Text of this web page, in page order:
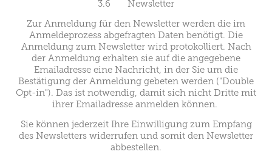
3.6 Newsletter
Zur Anmeldung für den Newsletter werden die im
Anmeldeprozess abgefragten Daten benötigt. Die
Anmeldung zum Newsletter wird protokolliert. Nach
der Anmeldung erhalten sie auf die angegebene
Emailadresse eine Nachricht, in der Sie um die
Bestätigung der Anmeldung gebeten werden ("Double
Opt-in"). Das ist notwendig, damit sich nicht Dritte mit
ihrer Emailadresse anmelden können.
Sie können jederzeit Ihre Einwilligung zum Empfang
des Newsletters widerrufen und somit den Newsletter
abbestellen.